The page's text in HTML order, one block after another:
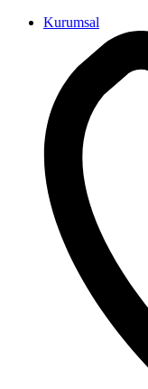
İçeriğeKurumsal